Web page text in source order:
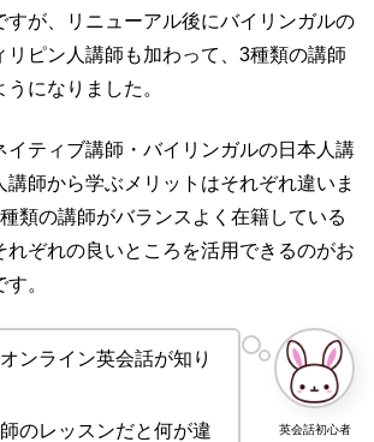
すが、リニューアル後にバイリンガルの
リピン人講師も加わって、3種類の講師
になりました。
イティブ講師・バイリンガルの日本人講
講師から学ぶメリットはそれぞれ違いま
類の講師がバランスよく在籍している
れぞれの良いところを活用できるのがお
。
英会話初心者
ンライン英会話が知り
のレッスンだと何が違